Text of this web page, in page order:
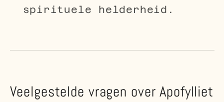
spirituele helderheid.
Veelgestelde vragen over Apofylliet